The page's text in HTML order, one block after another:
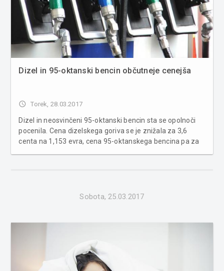
Dizel in 95-oktanski bencin občutneje cenejša
access_time Torek, 28.03.2017
Dizel in neosvinčeni 95-oktanski bencin sta se opolnoči
pocenila. Cena dizelskega goriva se je znižala za 3,6
centa na 1,153 evra, cena 95-oktanskega bencina pa za
Sobota, 25.03.2017